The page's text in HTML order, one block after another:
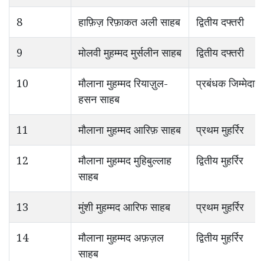
8 हाफ़िज़ रिफ़ाकत अली साहब द्वितीय दफ्तरी
9 मोलवी मुहम्मद मुर्सलीन साहब द्वितीय दफ्तरी
10
मौलाना मुहम्मद रियाज़ुल-
हसन साहब
प्रबंधक जिम्मेदार
11 मौलाना मुहम्मद आरिफ़ साहब प्रथम मुहर्रिर
12
मौलाना मुहम्मद मुहिबुल्लाह
साहब
द्वितीय मुहर्रिर
13 मुंशी मुहम्मद आरिफ साहब प्रथम मुहर्रिर
14
मौलाना मुहम्मद अफ़ज़ल
साहब
द्वितीय मुहर्रिर